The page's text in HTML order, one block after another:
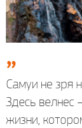
Самуи не зря
Здесь велнес
жизни,